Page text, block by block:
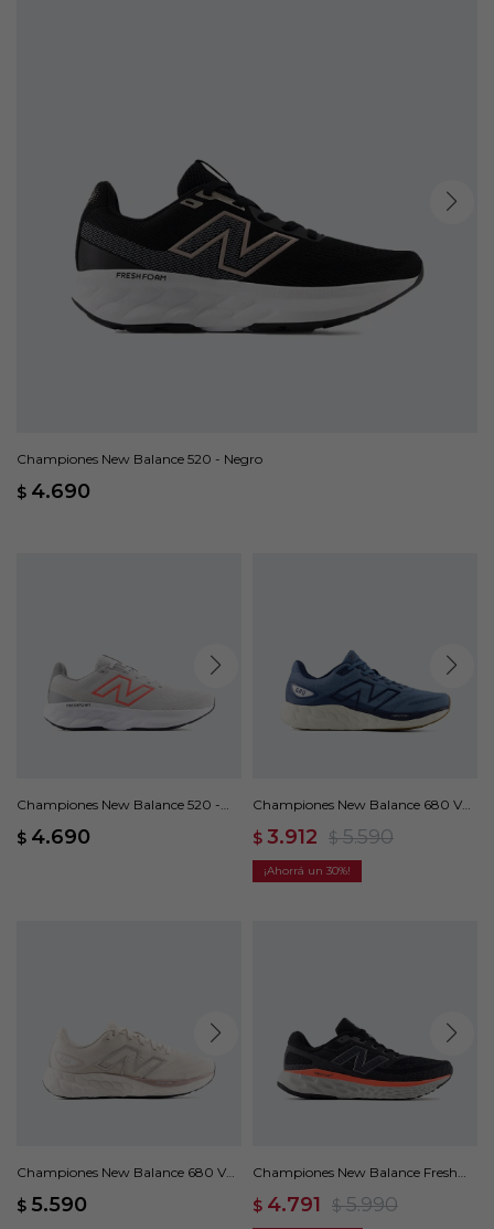
Championes New Balance 520 - Negro
$ 4.690
Championes New Balance 520 -
$ 4.690
Championes New Balance 680 V8
$ 3.912 $ 5.590
30
Championes New Balance 680 V8
$ 5.590
Championes New Balance Fresh
$ 4.791 $ 5.990